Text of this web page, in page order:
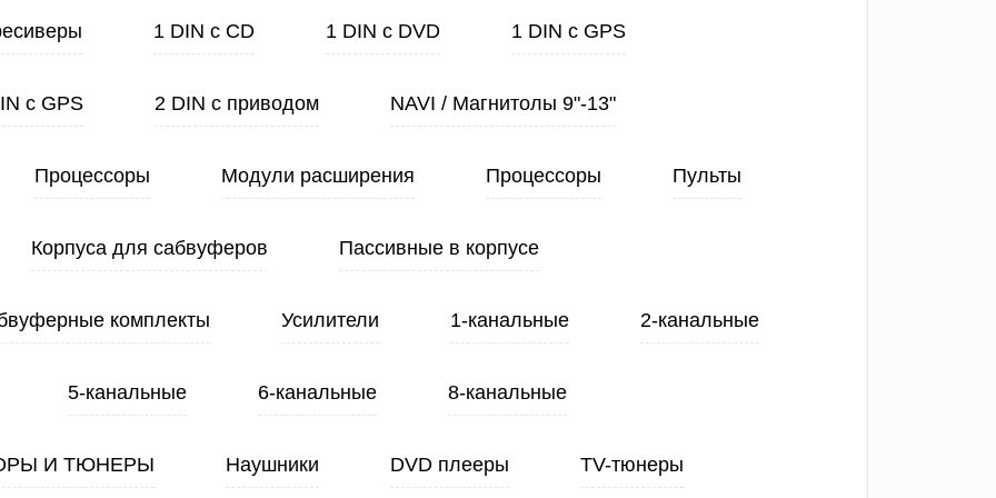
1 DIN с CD 1 DIN с DVD 1 DIN с GPS
с GPS 2 DIN с приводом NAVI / Магнитолы 9"-13"
Процессоры Модули расширения Процессоры Пульты
Корпуса для сабвуферов Пассивные в корпусе
комплекты Усилители 1-канальные 2-канальные
5-канальные 6-канальные 8-канальные
И ТЮНЕРЫ Наушники DVD плееры TV-тюнеры